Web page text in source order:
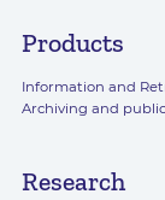
Products
Information and
Archiving and
Research